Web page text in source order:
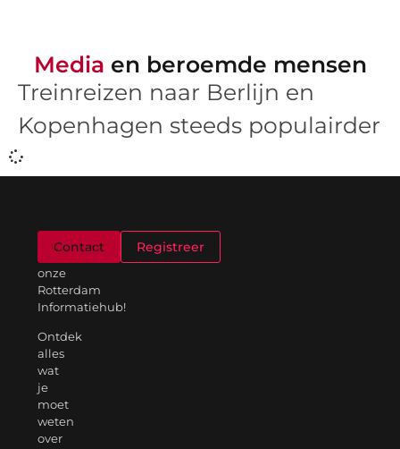
Media en beroemde mensen
Treinreizen naar Berlijn en
Kopenhagen steeds populairder
onze
Rotterdam
Informatiehub!
Ontdek
alles
wat
je
moet
weten
over
Contact Registreer